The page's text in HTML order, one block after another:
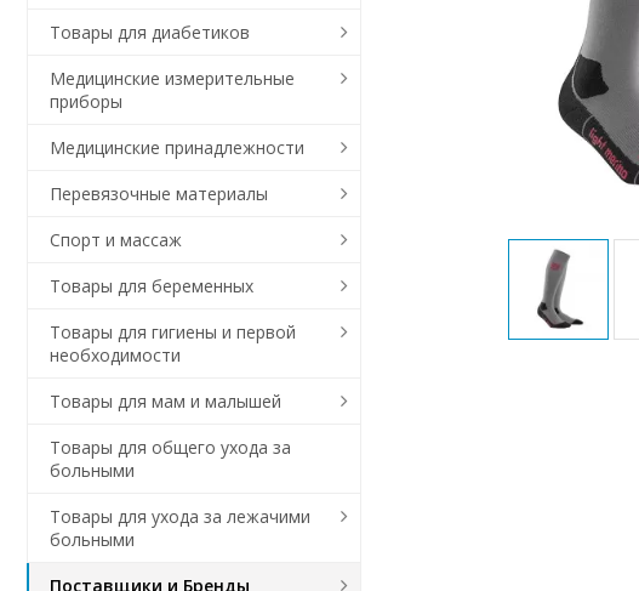
Товары для диабетиков
Медицинские измерительные
приборы
Медицинские принадлежности
Перевязочные материалы
Спорт и массаж
Товары для беременных
Товары для гигиены и первой
необходимости
Товары для мам и малышей
Товары для общего ухода за
больными
Товары для ухода за лежачими
больными
Поставщики и Бренды